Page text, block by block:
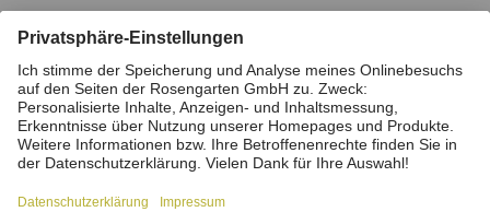
Impressum Datenschutz
Stiftung
Interne Meldestelle
Zahlungsmittel
Barrierefreiheitserklärung
Vertrag widerrufen